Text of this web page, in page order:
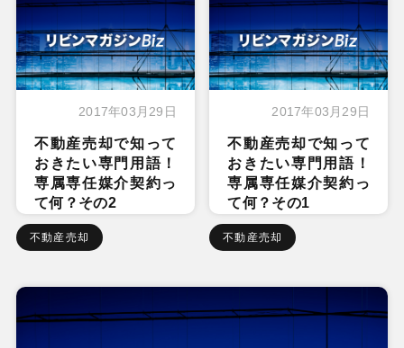
2017年03月29日
不動産売却で知って
おきたい専門用語！
専属専任媒介契約っ
て何？その2
不動産売却
2017年03月29日
不動産売却で知って
おきたい専門用語！
専属専任媒介契約っ
て何？その1
不動産売却